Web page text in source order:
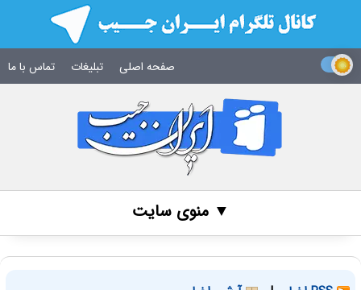
صفحه اصلی تبلیغات تماس با ما
▼ منوی سایت